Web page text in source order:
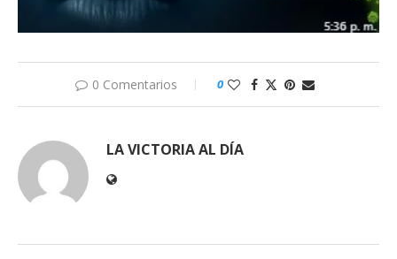
0 Comentarios 0
LA VICTORIA AL DÍA